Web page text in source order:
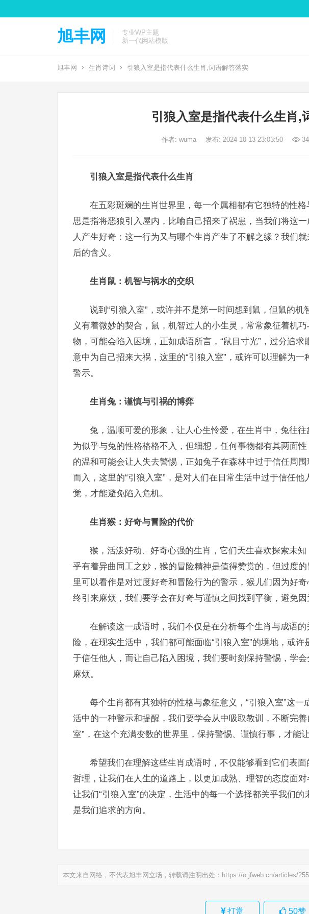
旭丰网
专业WP主题
新一代网站模版
旭丰网 生肖诗词 引狼入室是指代表什么生肖,词语解答落实
引狼入室是指代表什么生肖,
作者: wuma 发布: 2024-10-13 23:03:50
引狼入室是指代表什么生肖
在五彩斑斓的生肖世界里，每一个属相都有它独特的性
思是指将恶狼引入屋内，比喻自己招来了祸患，当我们将这
人产生好奇：这一行为又与哪个生肖产生了不解之缘？我们
后的含义。
生肖鼠：机智与祸水的交织
说到“引狼入室”，或许并不是第一时间想到鼠，但鼠的
义有着微妙的契合，鼠，机智过人的小生灵，常常象征着机
物，可能会陷入困境，正如成语所言，“鼠目寸光”，过分追
意中为自己招来大祸，这里的“引狼入室”，或许可以理解为
警示。
生肖兔：谨慎与引祸的博弈
兔，温顺可爱的形象，让人心生怜爱，在生肖中，兔往
为似乎与兔的性格格格不入，但细想，任何事物都有其两面
的温和可能会让人失去警惕，正如兔子在森林中过于信任周
而入，这里的“引狼入室”，是对人们在日常生活中过于信任
觉，才能避免陷入危机。
生肖猴：好奇与冒险的代价
猴，活泼好动、好奇心强的生肖，它们天生喜欢探索未
乎有着异曲同工之妙，猴的冒险精神是值得赞赏的，但过度
里可以看作是对过度好奇和冒险行为的警示，猴儿们因为好
终引来麻烦，我们要学会在好奇与谨慎之间找到平衡，避免因
在解读这一成语时，我们不仅是在分析每个生肖与成语
险，在现实生活中，我们都可能面临“引狼入室”的境地，或
于信任他人，而让自己陷入困境，我们要时刻保持警惕，学
麻烦。
每个生肖都有其独特的性格与象征意义，“引狼入室”这
活中的一种警示和提醒，我们要学会从中吸取教训，不断完
室”，在这个充满变数的世界里，保持警惕、谨慎行事，才能
希望我们在理解这些生肖成语时，不仅能够看到它们表
哲理，让我们在人生的道路上，以更加成熟、理智的态度面
让我们“引狼入室”的决定，生活中的每一个选择都关乎我们
是我们追求的方向。
本文来自网络，不代表旭丰网立场，转载请注明出处： https://o.jfweb.cn/articles/
打赏 50赞